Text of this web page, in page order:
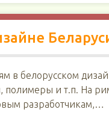
в белорусском
полимеры и т.п. На
разработчикам,…